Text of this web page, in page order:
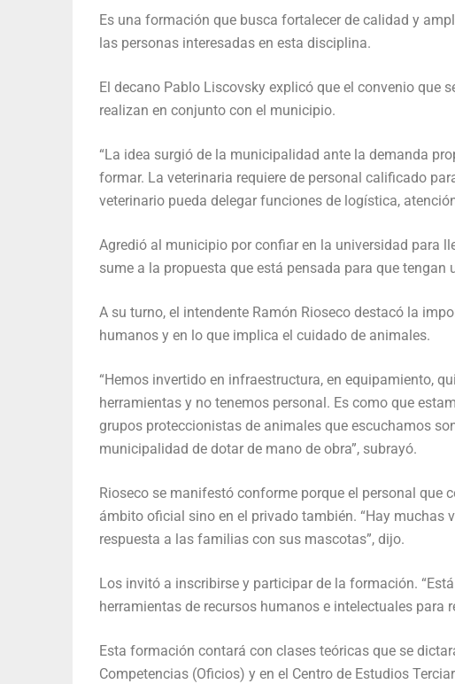
Es una formación que busca fortalecer de calidad y
las personas interesadas en esta disciplina.
El decano Pablo Liscovsky explicó que el convenio que
realizan en conjunto con el municipio.
“La idea surgió de la municipalidad ante la demanda
formar. La veterinaria requiere de personal calificado
veterinario pueda delegar funciones de logística,
Agredió al municipio por confiar en la universidad para
sume a la propuesta que está pensada para que tengan
A su turno, el intendente Ramón Rioseco destacó la
humanos y en lo que implica el cuidado de animales.
“Hemos invertido en infraestructura, en equipamiento,
herramientas y no tenemos personal. Es como que
grupos proteccionistas de animales que escuchamos
municipalidad de dotar de mano de obra”, subrayó.
Rioseco se manifestó conforme porque el personal que
ámbito oficial sino en el privado también. “Hay muchas
respuesta a las familias con sus mascotas”, dijo.
Los invitó a inscribirse y participar de la formación.
herramientas de recursos humanos e intelectuales para
Esta formación contará con clases teóricas que se
Competencias (Oficios) y en el Centro de Estudios